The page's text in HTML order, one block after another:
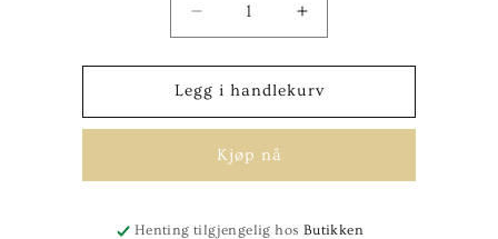
antallet
for
FORELL
fiskeplate
19cm
Øk
antallet
for
FORELL
fiskeplate
Legg i handlekurv
Kjøp nå
Henting tilgjengelig hos Butikken